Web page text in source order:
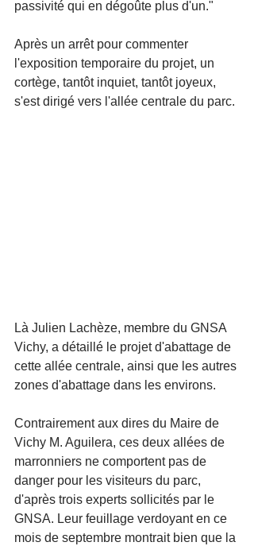
passivité qui en dégoûte plus d'un."
Après un arrêt pour commenter
l'exposition temporaire du projet, un
cortège, tantôt inquiet, tantôt joyeux,
s'est dirigé vers l'allée centrale du parc.
Là Julien Lachèze, membre du GNSA
Vichy, a détaillé le projet d'abattage de
cette allée centrale, ainsi que les autres
zones d'abattage dans les environs.
Contrairement aux dires du Maire de
Vichy M. Aguilera, ces deux allées de
marronniers ne comportent pas de
danger pour les visiteurs du parc,
d'après trois experts sollicités par le
GNSA. Leur feuillage verdoyant en ce
mois de septembre montrait bien que la